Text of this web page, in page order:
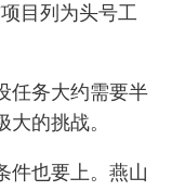
目列为头号工
任务大约需要半
的挑战。
件也要上。燕山